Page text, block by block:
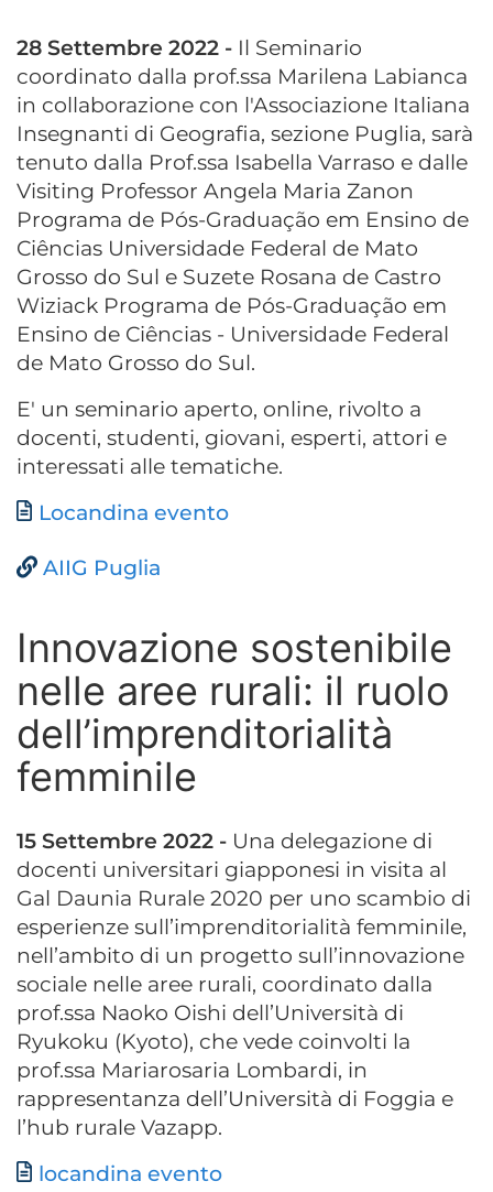
28 Settembre 2022 - Il Seminario
coordinato dalla prof.ssa Marilena Labianca
in collaborazione con l'Associazione Italiana
Insegnanti di Geografia, sezione Puglia, sarà
tenuto dalla Prof.ssa Isabella Varraso e dalle
Visiting Professor Angela Maria Zanon
Programa de Pós-Graduação em Ensino de
Ciências Universidade Federal de Mato
Grosso do Sul e Suzete Rosana de Castro
Wiziack Programa de Pós-Graduação em
Ensino de Ciências - Universidade Federal
de Mato Grosso do Sul.
E' un seminario aperto, online, rivolto a
docenti, studenti, giovani, esperti, attori e
interessati alle tematiche.
Documento
Locandina evento
AIIG Puglia
Innovazione sostenibile
nelle aree rurali: il ruolo
dell’imprenditorialità
femminile
15 Settembre 2022 - Una delegazione di
docenti universitari giapponesi in visita al
Gal Daunia Rurale 2020 per uno scambio di
esperienze sull’imprenditorialità femminile,
nell’ambito di un progetto sull’innovazione
sociale nelle aree rurali, coordinato dalla
prof.ssa Naoko Oishi dell’Università di
Ryukoku (Kyoto), che vede coinvolti la
prof.ssa Mariarosaria Lombardi, in
rappresentanza dell’Università di Foggia e
l’hub rurale Vazapp.
Documento
locandina evento